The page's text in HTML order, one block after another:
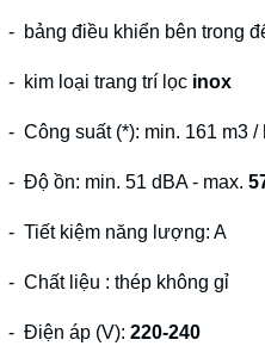
- bảng điều khiển bên trong
- kim loại trang trí lọc inox
- Công suất (*): min. 161 m3 /
- Độ ồn: min. 51 dBA - max.
- Tiết kiệm năng lượng: A
- Chất liệu : thép không gỉ
- Điện áp (V): 220-240